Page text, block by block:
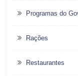
Programas do
Rações
Restaurantes